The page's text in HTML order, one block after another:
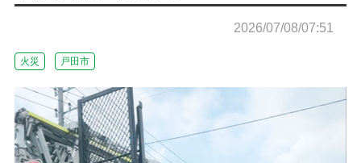
2026/07/08/07:51
火災 戸田市